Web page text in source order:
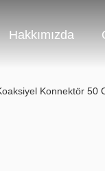
Hakkımızda
Konnektör 50